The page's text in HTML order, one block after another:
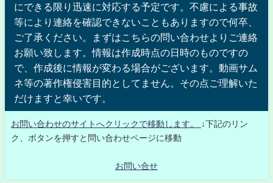
にできる限り迅速に対応する予定です。不慮による事故
等により連絡を確認できないこともありますので何卒、
ご了承ください。まずはこちらの問い合わせよりご連絡
お願い致します。情報は作成時点の日時のものですの
で、作成後に情報が変わる場合がございます。動画サム
ネ等の著作権侵害目的としてません。その点ご理解いた
だけますと幸いです。
お問い合わせのサイトへクリックで移動します。
↓下記のリン
ク、ボタンを押すと問い合わせページに移動
お問い合せ